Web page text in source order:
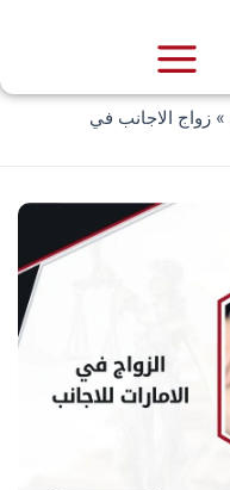
» زواج الاجانب في